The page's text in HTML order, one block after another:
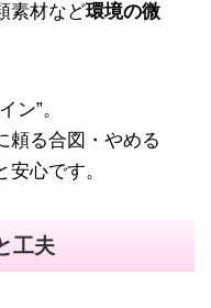
材など環境の微
ン”。
頼る合図・やめる
心です。
工夫